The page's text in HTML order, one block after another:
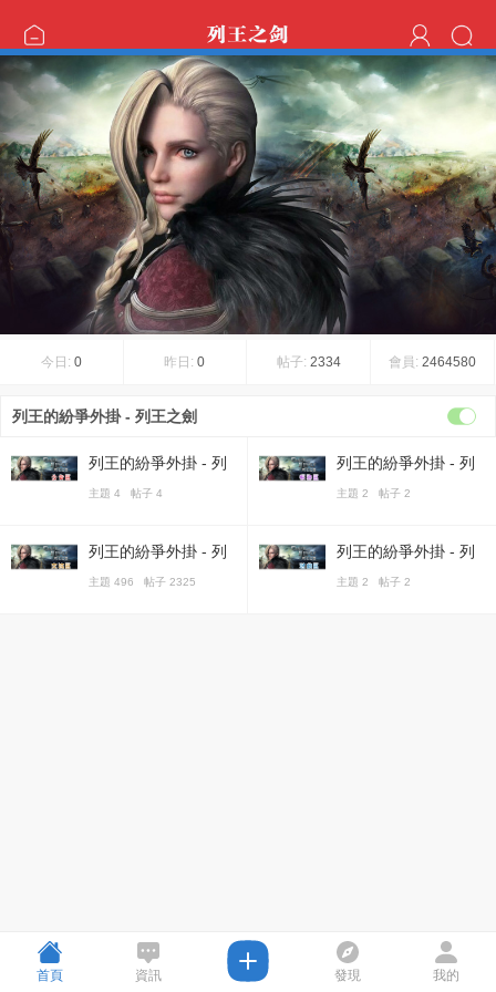
今日: 0 昨日:0 帖子: 2334 會員: 2464580
列王的紛爭外掛 - 列王之劍
列王的紛爭外掛 - 列
王之劍公告區
主題 4 帖子 4
列王的紛爭外掛 - 列
王之劍帳務區
主題 2 帖子 2
列王的紛爭外掛 - 列
王之劍交流區
主題 496 帖子 2325
列王的紛爭外掛 - 列
王之劍遊戲區
主題 2 帖子 2
首頁 資訊 發現 我的